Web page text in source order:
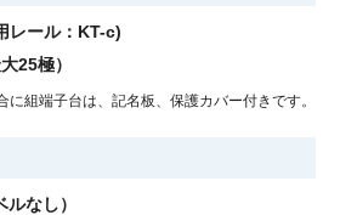
ール：KT-c)
25極）
組端子台は、記名板、保護カバー付きです。
なし）